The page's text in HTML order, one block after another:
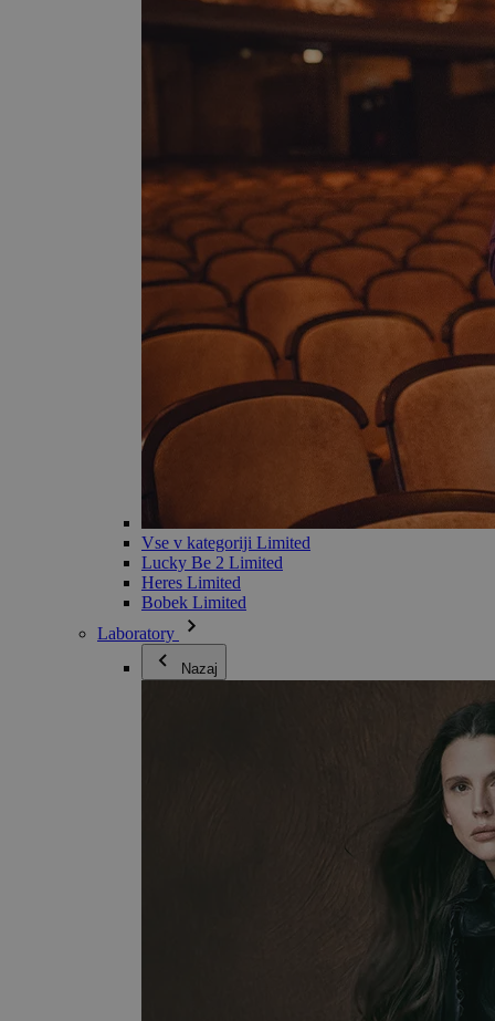
Vse v kategoriji Limited
Lucky Be 2 Limited
Heres Limited
Bobek Limited
Laboratory
Nazaj